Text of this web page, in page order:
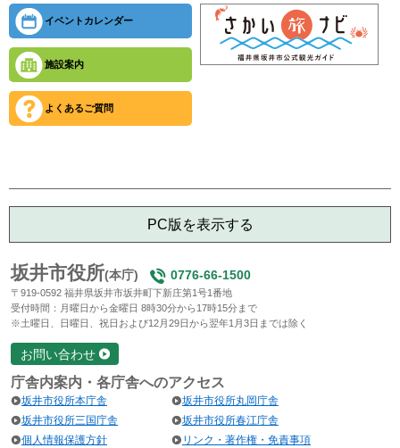
イベントカレンダー
施設案内
よくあるご質問
PC版を表示する
坂井市役所(本庁) 0776-66-1500
〒919-0592 福井県坂井市坂井町下新庄第1号1番地
受付時間：月曜日から金曜日 8時30分から17時15分まで
※土曜日、日曜日、祝日および12月29日から翌年1月3日までは除く
お問い合わせ
庁舎内案内・各庁舎へのアクセス
坂井市役所本庁舎
坂井市役所丸岡庁舎
坂井市役所三国庁舎
坂井市役所春江庁舎
個人情報保護方針
リンク・著作権・免責事項